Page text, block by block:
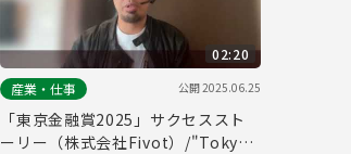
02:20
産業・仕事
公開2025.06.25
「東京金融賞2025」サクセススト
ーリー（株式会社Fivot）/"Tokyo